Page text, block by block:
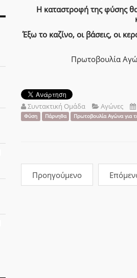
Η καταστροφή της φύσης
Έξω το καζίνο, οι βάσεις, οι
Πρωτοβουλία
Συντακτική Ομάδα Αγώνες
Φύση Πάρνηθα Πρωτοβουλία Αγώνα για
Προηγούμενο